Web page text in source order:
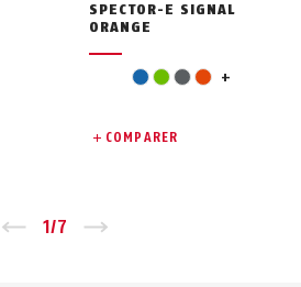
SPECTOR-E SIGNAL
ORANGE
bluegreen
greyorange
red +
COMPARER
Zurück
1/7